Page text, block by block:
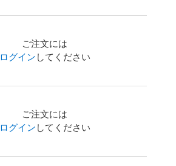
ご注文には
ログイン してください
ご注文には
ログイン してください